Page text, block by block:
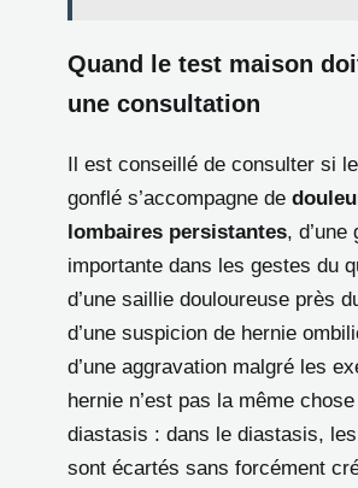
Quand le test maison
une consultation
Il est conseillé de consulter si
gonflé s’accompagne de
lombaires persistantes, d’une
importante dans les gestes du
d’une saillie douloureuse près
d’une suspicion de hernie
d’une aggravation malgré les
hernie n’est pas la même chose
diastasis : dans le diastasis,
sont écartés sans forcément